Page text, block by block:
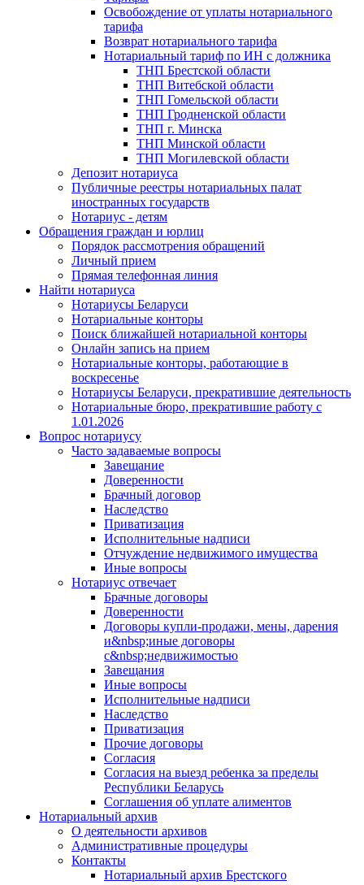
Освобождение от уплаты нотариального
тарифа
Возврат нотариального тарифа
Нотариальный тариф по ИН с должника
ТНП Брестской области
ТНП Витебской области
ТНП Гомельской области
ТНП Гродненской области
ТНП г. Минска
ТНП Минской области
ТНП Могилевской области
Депозит нотариуса
Публичные реестры нотариальных палат
иностранных государств
Нотариус - детям
Обращения граждан и юрлиц
Порядок рассмотрения обращений
Личный прием
Прямая телефонная линия
Найти нотариуса
Нотариусы Беларуси
Нотариальные конторы
Поиск ближайшей нотариальной конторы
Онлайн запись на прием
Нотариальные конторы, работающие в
воскресенье
Нотариусы Беларуси, прекратившие деятельность
Нотариальные бюро, прекратившие работу с
1.01.2026
Вопрос нотариусу
Часто задаваемые вопросы
Завещание
Доверенности
Брачный договор
Наследство
Приватизация
Исполнительные надписи
Отчуждение недвижимого имущества
Иные вопросы
Нотариус отвечает
Брачные договоры
Доверенности
Договоры купли-продажи, мены, дарения
и&nbsp;иные договоры
с&nbsp;недвижимостью
Завещания
Иные вопросы
Исполнительные надписи
Наследство
Приватизация
Прочие договоры
Согласия
Согласия на выезд ребенка за пределы
Республики Беларусь
Соглашения об уплате алиментов
Нотариальный архив
О деятельности архивов
Административные процедуры
Контакты
Нотариальный архив Брестского